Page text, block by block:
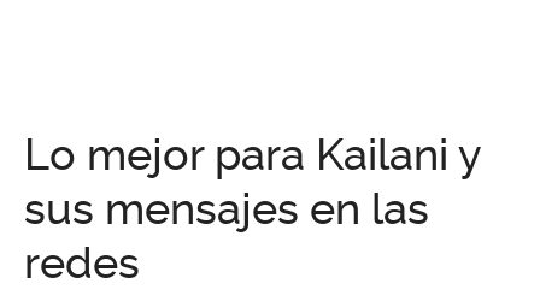
Lo mejor para Kailani y
sus mensajes en las
redes